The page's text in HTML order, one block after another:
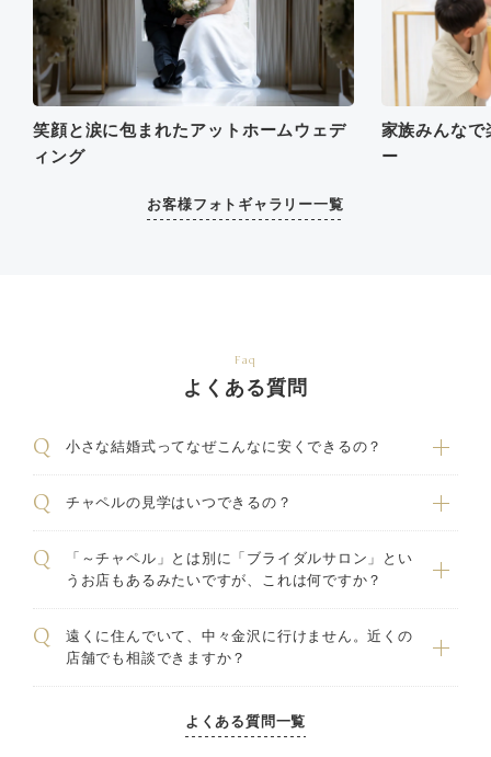
ポートしていただき、本当
に感謝しています。（現在
は写真の到着を心待ちにし
ている状況です。）
打ち合わせも、当日のヘア
で行うことができ、大変ス
ムーズでした。
になり、どうもありがとう
ございました。
笑顔と涙に包まれたアットホームウェデ
ィング
家族みんな
ー
お客様フォトギャラリー一覧
Faq
よくある質問
小さな結婚式ってなぜこんなに安くできるの？
チャペルの見学はいつできるの？
「～チャペル」とは別に「ブライダルサロン」とい
うお店もあるみたいですが、これは何ですか？
遠くに住んでいて、中々金沢に行けません。近くの
店舗でも相談できますか？
よくある質問一覧